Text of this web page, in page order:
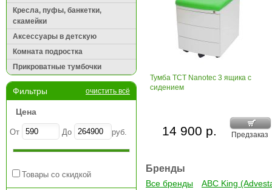
Кресла, пуфы, банкетки,
скамейки
Аксессуары в детскую
Комната подростка
Прикроватные тумбочки
Фильтры очистить всё
Цена
От До руб.
Товары со скидкой
Тумба ТСТ Nanotec 3 ящика с
сидением
Предзаказ
14 900 р.
Бренды
Все бренды
ABC King